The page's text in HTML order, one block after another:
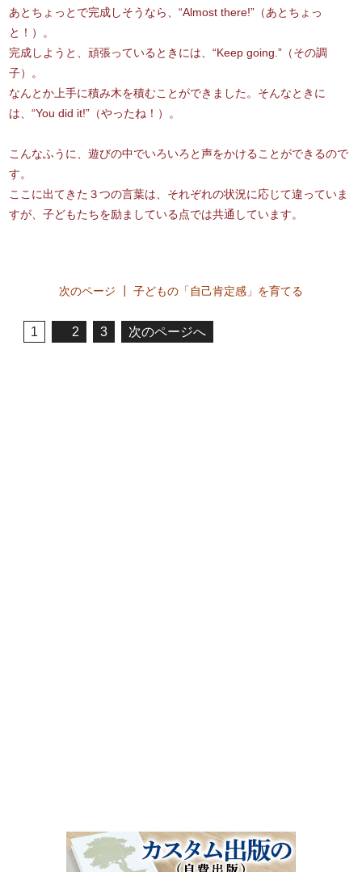
あとちょっとで完成しそうなら、“Almost there!”（あとちょっ
と！）。
完成しようと、頑張っているときには、“Keep going.”（その調
子）。
なんとか上手に積み木を積むことができました。そんなときに
は、“You did it!”（やったね！）。
こんなふうに、遊びの中でいろいろと声をかけることができるので
す。
ここに出てきた３つの言葉は、それぞれの状況に応じて違っていま
すが、子どもたちを励ましている点では共通しています。
次のページ ┃ 子どもの「自己肯定感」を育てる
1 2 3 次のページへ